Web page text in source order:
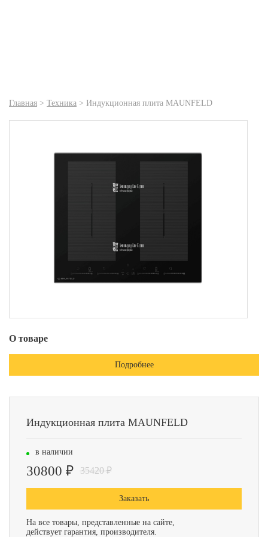
Главная > Техника > Индукционная плита MAUNFELD
О товаре
Подробнее
Индукционная плита MAUNFELD
в наличии
30800 ₽ 35420 ₽
Заказать
На все товары, представленные на сайте,
действует гарантия, производителя.